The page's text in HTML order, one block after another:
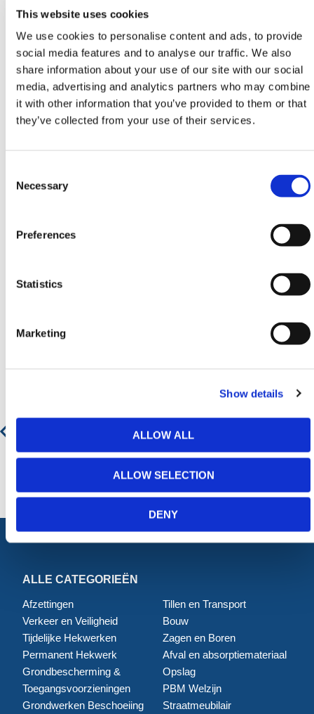
This website uses cookies
We use cookies to personalise content and ads, to provide
social media features and to analyse our traffic. We also
share information about your use of our site with our social
media, advertising and analytics partners who may combine
it with other information that you’ve provided to them or that
they’ve collected from your use of their services.
Selection
Necessary
Preferences
Statistics
Marketing
Show details
ALLOW ALL
ALLOW SELECTION
DENY
aan alle vereiste veiligheidsspecificaties en
regelgevingen.
Hulp nodig? Contacteer HERMEQ
vandaag nog.
Neem contact op met ons team via telefoon0121
725 2338, emailverkoop@hermeq.nlof gebruik onze
live chat functie tussen 8:00 en 17:00 voor hulp bij het
contact op met HERMEQ.
17:00 op
ALLE CATEGORIEËN
Afzettingen
Verkeer en Veiligheid
Tijdelijke Hekwerken
Permanent Hekwerk
Grondbescherming &
Toegangsvoorzieningen
Grondwerken Beschoeiing
Tillen en Transport
Bouw
Zagen en Boren
Afval en absorptiemateriaal
Opslag
PBM Welzijn
Straatmeubilair